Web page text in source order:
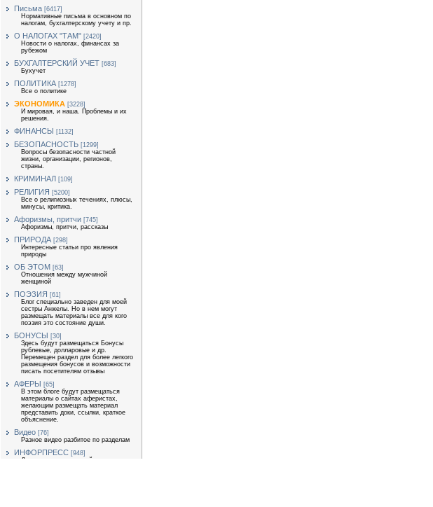
Письма [6417]
Нормативные письма в основном по
налогам, бухгалтерскому учету и пр.
О НАЛОГАХ "ТАМ" [2420]
Новости о налогах, финансах за
рубежом
БУХГАЛТЕРСКИЙ УЧЕТ [683]
Бухучет
ПОЛИТИКА [1278]
Все о политике
ЭКОНОМИКА [3228]
И мировая, и наша. Проблемы и их
решения.
ФИНАНСЫ [1132]
БЕЗОПАСНОСТЬ [1299]
Вопросы безопасности частной
жизни, организации, регионов,
страны.
КРИМИНАЛ [109]
РЕЛИГИЯ [5200]
Все о религиозных течениях, плюсы,
минусы, критика.
Афоризмы, притчи [745]
Афоризмы, притчи, рассказы
ПРИРОДА [298]
Интересные статьи про явления
природы
ОБ ЭТОМ [63]
Отношения между мужчиной
женщиной
ПОЭЗИЯ [61]
Блог специально заведен для моей
сестры Анжелы. Но в нем могут
размещать материалы все для кого
поэзия это состояние души.
БОНУСЫ [30]
Здесь будут размещаться Бонусы
рублевые, долларовые и др.
Перемещен раздел для более легкого
размещения бонусов и возможности
писать посетителям отзывы
АФЕРЫ [65]
В этом блоге будут размещаться
материалы о сайтах аферистах,
желающим размещать материал
представить доки, ссылки, краткое
объяснение.
Видео [76]
Разное видео разбитое по разделам
ИНФОРПРЕСС [948]
Для размещения статей